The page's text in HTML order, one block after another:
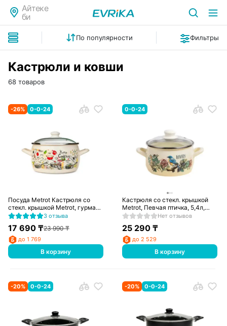
Айтеке
би
По популярности Фильтры
Кастрюли и ковши
68 товаров
-26% 0-0-24
Посуда Metrot Кастрюля со
стекл. крышкой Metrot, гурман,
5,7л, 3486903 отзыва
17 690₸23 990₸
до 1 769
В корзину
0-0-24
Кастрюля со стекл. крышкой
Metrot, Певчая птичка, 5,4л,
383711
Нет отзывов
25 290 ₸
до 2 529
В корзину
-20% 0-0-24 -20% 0-0-24